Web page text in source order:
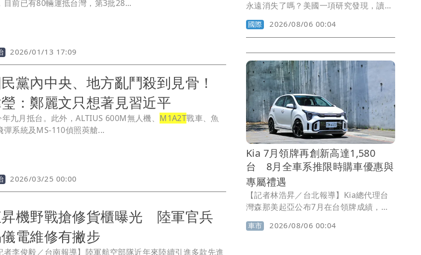
目前已有80輛運抵台灣，第3批28...
2026/01/13 17:09
黨內中央、地方亂鬥殺到見骨！
：鄭麗文只想著見習近平
年九月抵台。此外，ALTIUS 600M無人機、 M1A2T戰車、魚
彈系統及MS-110偵照莢艙...
2026/03/25 00:00
機野戰搶修貨櫃曝光 陸軍官兵
電維修有撇步
者李俊毅／台南報導】陸軍航空部隊近年來陸續引進多款先進
永遠消失了嗎？美國一項研究發現，讀者
不僅無法分辨短篇故事出自人類或AI，甚
至給AI作品更高評價。
國際 2026/08/06 00:04
Kia 7月領牌再創新高達1,580
台 8月全車系推限時購車優惠與
專屬禮遇
【記者林浩昇／台北報導】Kia總代理台
灣森那美起亞公布7月在台領牌成績，全
月共交出1,580台，繼6月突破1,500台後
再創單月新高，延續品牌近年持續成長的
車市 2026/08/06 00:04